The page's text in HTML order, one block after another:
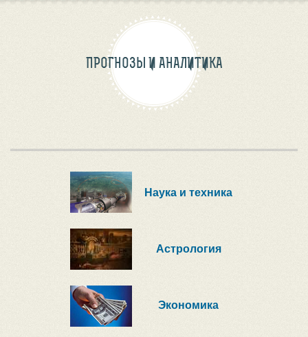
ПРОГНОЗЫ И АНАЛИТИКА
Наука и техника
Астрология
Экономика